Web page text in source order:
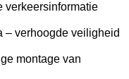
verkeersinformatie
– verhoogde veiligheid
montage van